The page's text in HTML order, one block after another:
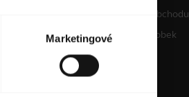
Marketingové
Podpora webového obchodu
Zaregistrujte svůj výrobek
Program pro vývojáře
Partnerský program